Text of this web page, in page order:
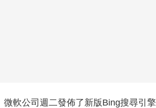
微軟公司週二發佈了新版Bing搜尋引擎